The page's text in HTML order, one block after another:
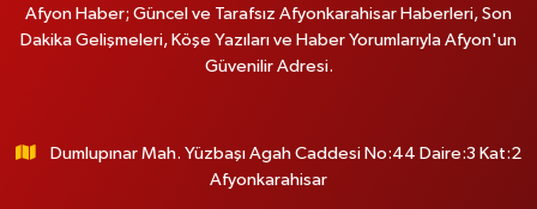
Afyon Haber; Güncel ve Tarafsız Afyonkarahisar Haberleri, Son
Dakika Gelişmeleri, Köşe Yazıları ve Haber Yorumlarıyla Afyon'un
Güvenilir Adresi.
Dumlupınar Mah. Yüzbaşı Agah Caddesi No:44 Daire:3 Kat:2
Afyonkarahisar